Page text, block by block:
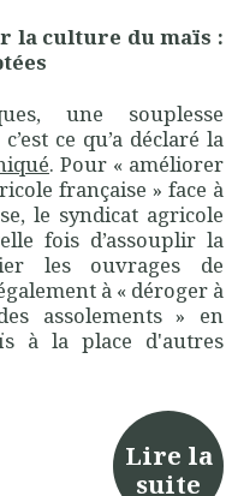
la culture du maïs :
une souplesse
ce qu’a déclaré la
. Pour « améliorer
française » face à
le syndicat agricole
fois d’assouplir la
les ouvrages de
à « déroger à
assolements » en
à la place d'autres
Lire la
suite